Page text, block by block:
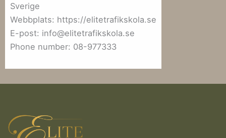
Sverige
Webbplats: https://elitetrafikskola.se
E-post: info@elitetrafikskola.se
Phone number: 08-977333